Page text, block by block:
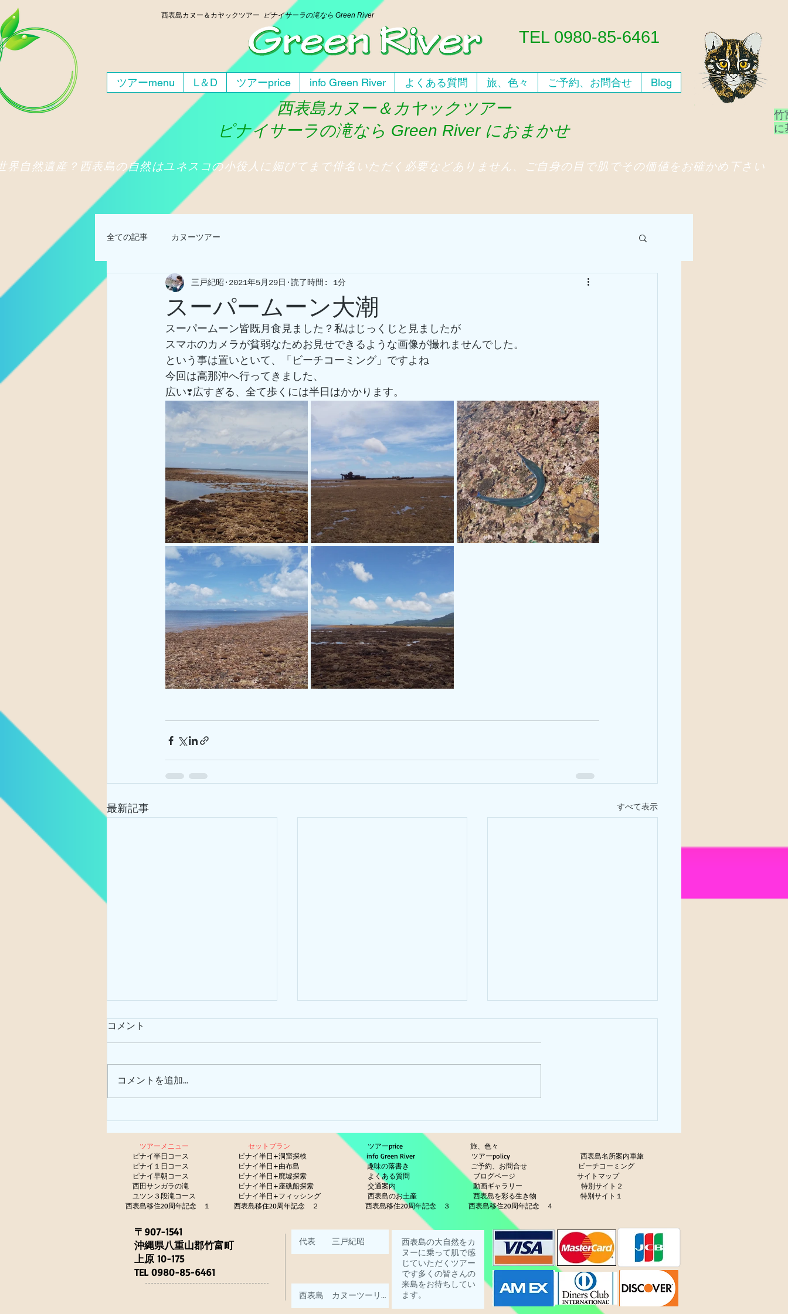
​TEL 0980-85-6461
西表島カヌー＆カヤックツアー ピナイサーラの滝なら Green River
ツアーmenu L＆D ツアーprice info Green River よくある質問 旅、色々 ご予約、お問合せ Blog
西表島カヌー＆カヤックツアー
ピナイサーラの滝なら Green River におまかせ
竹
に
界自然遺産？西表島の自然はユネスコの小役人に媚びてまで俳名いただく必要などありません、ご自身の目で肌でその価値をお確かめ下さい
全ての記事 カヌーツアー
スーパームーン大潮
三戸紀昭 2021年5月29日 読了時間: 1分
スーパームーン皆既月食見ました？私はじっくじと見ましたが
スマホのカメラが貧弱なためお見せできるような画像が撮れませんでした。
という事は置いといて、「ビーチコーミング」ですよね
今回は高那沖へ行ってきました、
広い❣広すぎる、全て歩くには半日はかかります。
最新記事 すべて表示
サガリバナ
ピナイ半日+釣りツアー
ひまわり、
コメント
コメントを追加…
ツアーメニュー セットプラン ツアーprice
旅、色々
ピナイ半日コース ピナイ半日+洞窟探検 info Green River ツアーpolicy 西表島名所案内車旅
ピナイ１日コース
ピナイ半日+由布島 趣味の落書き ご予約、お問合せ
ビーチコーミング
ピナイ早朝コース
ピナイ半日+廃墟探索 よくある質問 ブログページ
サイトマップ
西田サンガラの滝
ピナイ半日+座礁船探索 交通案内 動画ギャラリー 特別サイト２
ユツン３段滝コース ピナイ半日+フィッシング 西表島のお土産 西表島を彩る生き物
特別サイト１
西表島移住20周年記念 １ 西表島移住20周年記念 ２ 西表島移住20周年記念 ３ 西表島移住20周年記念 ４
〒907-1541
沖縄県八重山郡竹富町
上原 10-175
TEL 0980-85-6461